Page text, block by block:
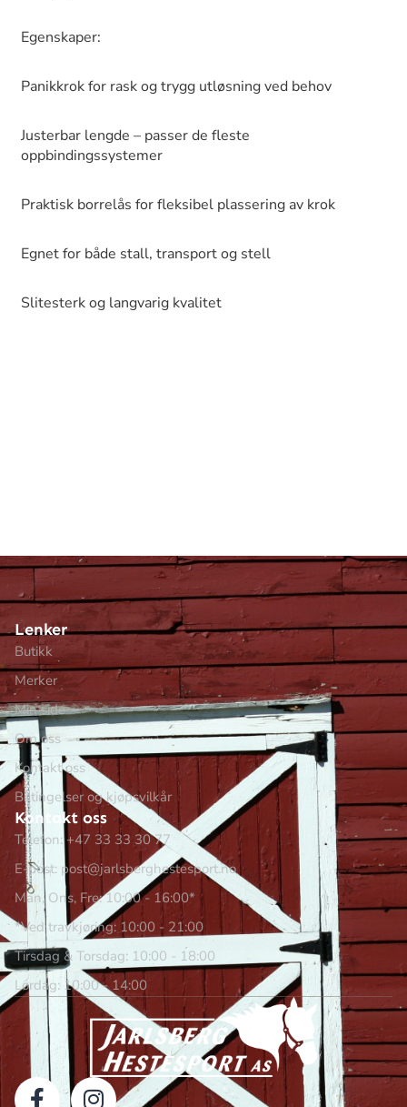
Egenskaper:
Panikkrok for rask og trygg utløsning ved behov
Justerbar lengde – passer de fleste
oppbindingssystemer
Praktisk borrelås for fleksibel plassering av krok
Egnet for både stall, transport og stell
Slitesterk og langvarig kvalitet
Lenker
Butikk
Merker
Min side
Om oss
Kontakt oss
Betingelser og kjøpsvilkår
Kontakt oss
Telefon: +47 33 33 30 77
E-post: post@jarlsberghestesport.no
Man, Ons, Fre: 10:00 - 16:00*
*Ved travkjøring: 10:00 - 21:00
Tirsdag & Torsdag: 10:00 - 18:00
Lørdag: 10:00 - 14:00